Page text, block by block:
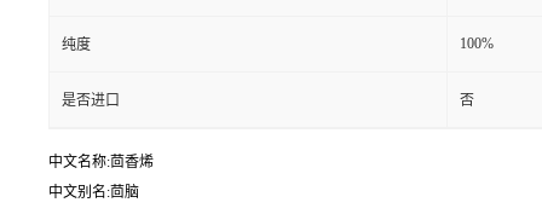
纯度 100%
是否进口 否
中文名称:茴香烯
中文别名:茴脑